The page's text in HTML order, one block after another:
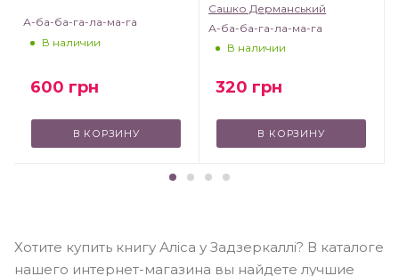
А-ба-ба-га-ла-ма-га
В наличии
600 грн
В КОРЗИНУ
Сашко Дерманський
А-ба-ба-га-ла-ма-га
В наличии
320 грн
В КОРЗИНУ
Хотите купить книгу Аліса у Задзеркаллі? В каталоге
нашего интернет-магазина вы найдете лучшие